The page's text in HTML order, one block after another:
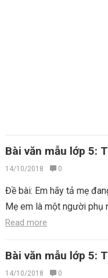
Bài văn mẫu lớp 5:
14/10/2018 0
Đề bài: Em hãy tả mẹ
Mẹ em là một người phụ
Read more
Bài văn mẫu lớp 5:
14/10/2018 0